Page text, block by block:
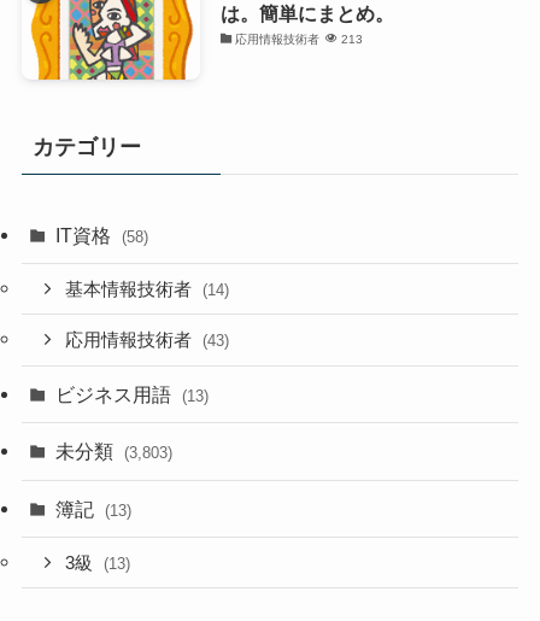
は。簡単にまとめ。
応用情報技術者 213
カテゴリー
IT資格 (58)
基本情報技術者 (14)
応用情報技術者 (43)
ビジネス用語 (13)
未分類 (3,803)
簿記 (13)
3級 (13)